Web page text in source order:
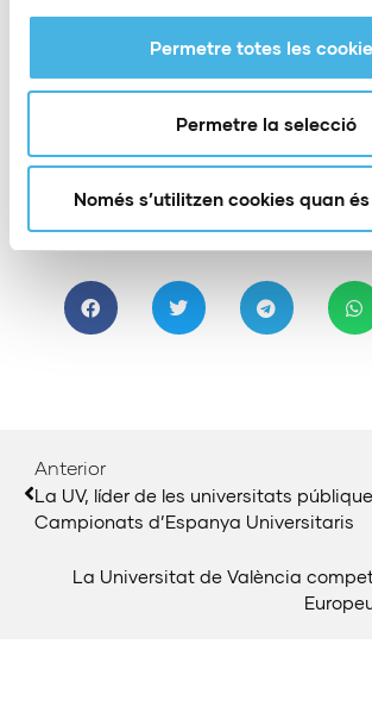
Permetre totes les
Permetre la selecció
Només s’utilitzen cookies quan
resultats
Ubicació del pavelló universitari
Compartir:
Anterior
La UV, líder de les universitats
Campionats d’Espanya Universitaris
La Universitat de València